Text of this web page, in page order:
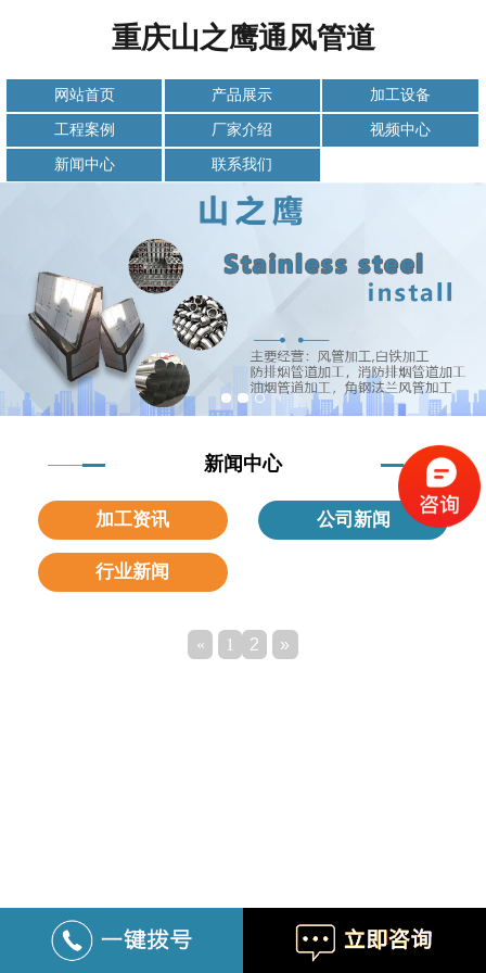
重庆山之鹰通风管道
网站首页 产品展示 加工设备
工程案例 厂家介绍 视频中心
新闻中心 联系我们
新闻中心
加工资讯 公司新闻
行业新闻
« 1 2 »